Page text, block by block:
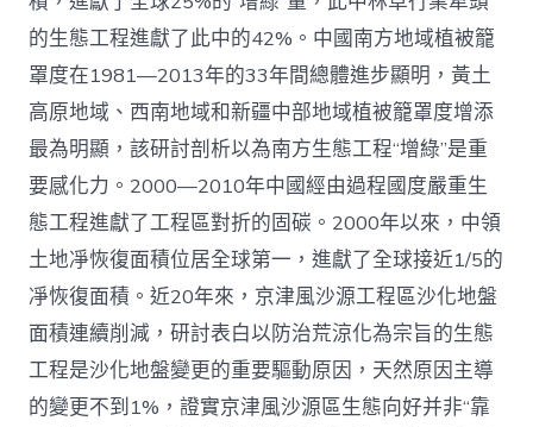
治
的
計
謀
選
擇
與
將
來
愿
景
_
中
國
網〉
中
的生態工程進獻了此中的42%。中國南方地域植被籠
罩度在1981—2013年的33年間總體進步顯明，黃土
高原地域、西南地域和新疆中部地域植被籠罩度增添
最為明顯，該研討剖析以為南方生態工程“增綠”是重
要感化力。2000—2010年中國經由過程國度嚴重生
態工程進獻了工程區對折的固碳。2000年以來，中領
土地凈恢復面積位居全球第一，進獻了全球接近1/5的
凈恢復面積。近20年來，京津風沙源工程區沙化地盤
面積連續削減，研討表白以防治荒涼化為宗旨的生態
工程是沙化地盤變更的重要驅動原因，天然原因主導
的變更不到1%，證實京津風沙源區生態向好并非“靠